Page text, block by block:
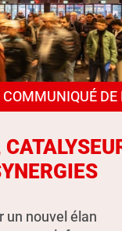
COMMUNIQUÉ DE
un nouvel élan